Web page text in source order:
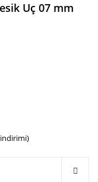
Uç 07 mm
indirimi)